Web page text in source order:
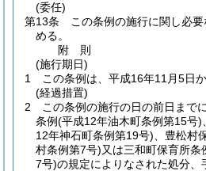
(委任)
第13条
この条例の施行に関し必
める。
附 則
(施行期日)
1
この条例は、平成16年11月5日か
(経過措置)
2
この条例の施行の日の前日まで
条例(平成12年油木町条例第15号)
12年神石町条例第19号) 、豊松村
村条例第7号)又は三和町保育所条
7号)の規定によりなされた処分、